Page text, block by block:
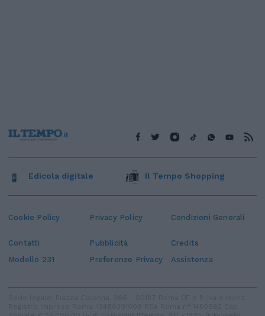
Cookie Policy Privacy Policy Condizioni Generali
Contatti Pubblicità
Credits
Modello 231
Preferenze Privacy Assistenza
Edicola digitale Il Tempo Shopping